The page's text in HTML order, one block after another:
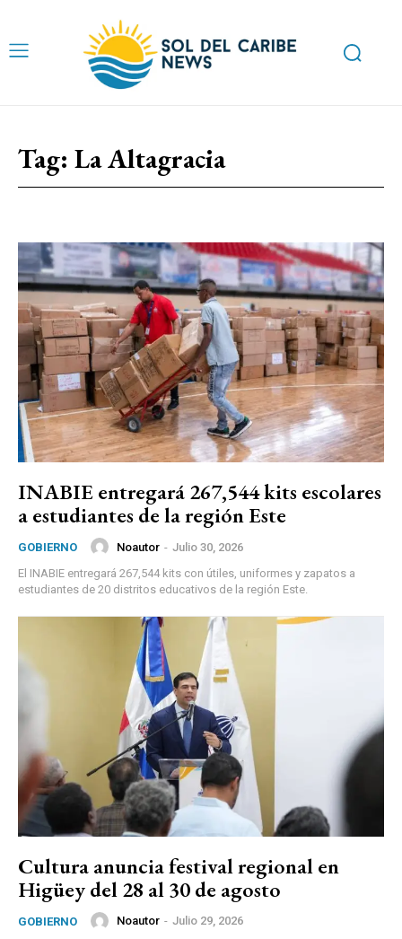
Tag: La Altagracia
INABIE entregará 267,544 kits escolares
a estudiantes de la región Este
GOBIERNO Noautor - Julio 30, 2026
El INABIE entregará 267,544 kits con útiles, uniformes y zapatos a
estudiantes de 20 distritos educativos de la región Este.
Cultura anuncia festival regional en
Higüey del 28 al 30 de agosto
GOBIERNO Noautor - Julio 29, 2026